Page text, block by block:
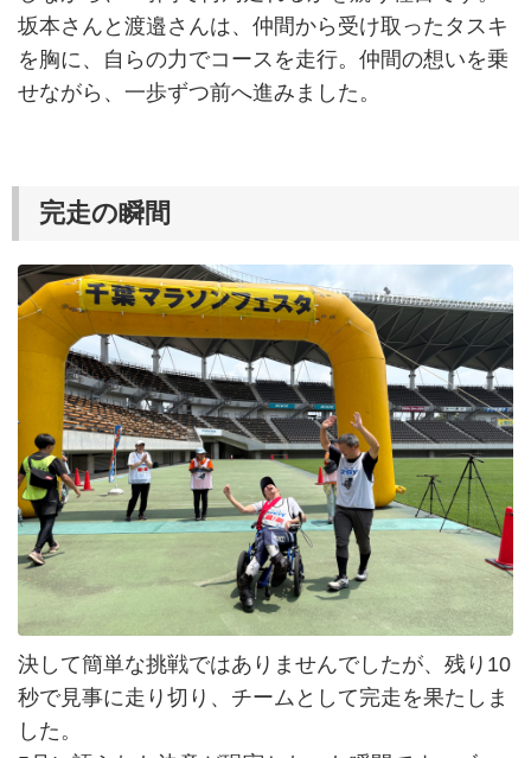
坂本さんと渡邉さんは、仲間から受け取ったタスキ
を胸に、自らの力でコースを走行。仲間の想いを乗
せながら、一歩ずつ前へ進みました。
完走の瞬間
決して簡単な挑戦ではありませんでしたが、残り10
秒で見事に走り切り、チームとして完走を果たしま
した。